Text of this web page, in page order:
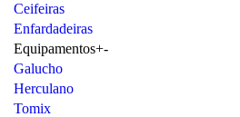
Ceifeiras
Enfardadeiras
Equipamentos+-
Galucho
Herculano
Tomix